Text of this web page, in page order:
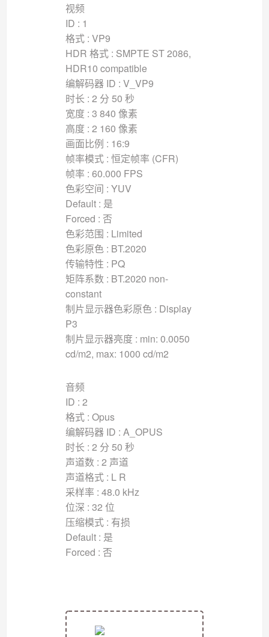
视频
ID : 1
格式 : VP9
HDR 格式 : SMPTE ST 2086,
HDR10 compatible
编解码器 ID : V_VP9
时长 : 2 分 50 秒
宽度 : 3 840 像素
高度 : 2 160 像素
画面比例 : 16:9
帧率模式 : 恒定帧率 (CFR)
帧率 : 60.000 FPS
色彩空间 : YUV
Default : 是
Forced : 否
色彩范围 : Limited
色彩原色 : BT.2020
传输特性 : PQ
矩阵系数 : BT.2020 non-
constant
制片显示器色彩原色 : Display
P3
制片显示器亮度 : min: 0.0050
cd/m2, max: 1000 cd/m2
音频
ID : 2
格式 : Opus
编解码器 ID : A_OPUS
时长 : 2 分 50 秒
声道数 : 2 声道
声道格式 : L R
采样率 : 48.0 kHz
位深 : 32 位
压缩模式 : 有损
Default : 是
Forced : 否